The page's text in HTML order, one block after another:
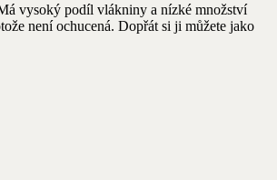
vysoký podíl vlákniny a nízké množství
není ochucená. Dopřát si ji můžete jako